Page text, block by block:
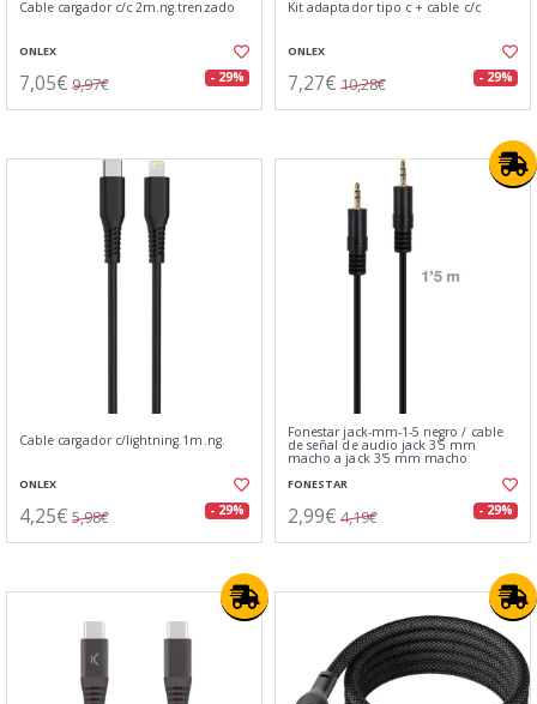
Cable cargador c/c 2m.ng.trenzado
ONLEX
7,05€ 9,97€ - 29%
Kit adaptador tipo c + cable c/c
ONLEX
7,27€ 10,28€ - 29%
Cable cargador c/lightning.1m.ng.
ONLEX
4,25€ 5,98€ - 29%
Fonestar jack-mm-1-5 negro / cable
de señal de audio jack 3'5 mm
macho a jack 3'5 mm macho
FONESTAR
2,99€ 4,19€ - 29%